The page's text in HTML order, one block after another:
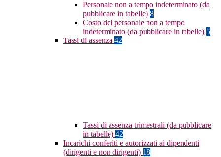
Personale non a tempo indeterminato (da
pubblicare in tabelle) 8
Costo del personale non a tempo
indeterminato (da pubblicare in tabelle) 5
Tassi di assenza 42
Tassi di assenza trimestrali (da pubblicare
in tabelle) 42
Incarichi conferiti e autorizzati ai dipendenti
(dirigenti e non dirigenti) 18